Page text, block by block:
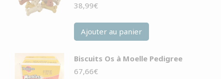
38,99€
Ajouter au panier
Biscuits Os à Moelle Pedigree
67,66€